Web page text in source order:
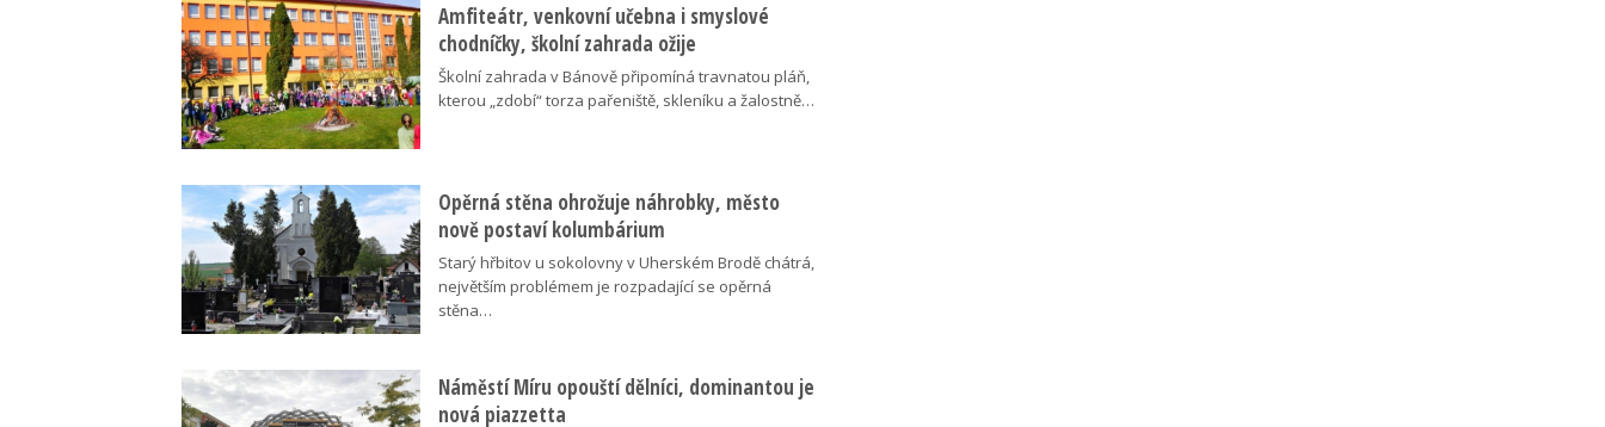
Amfiteátr, venkovní učebna i smyslové
chodníčky, školní zahrada ožije
Školní zahrada v Bánově připomíná travnatou pláň,
kterou „zdobí“ torza pařeniště, skleníku a žalostně…
Opěrná stěna ohrožuje náhrobky, město
nově postaví kolumbárium
Starý hřbitov u sokolovny v Uherském Brodě chátrá,
největším problémem je rozpadající se opěrná
stěna…
Náměstí Míru opouští dělníci, dominantou je
nová piazzetta